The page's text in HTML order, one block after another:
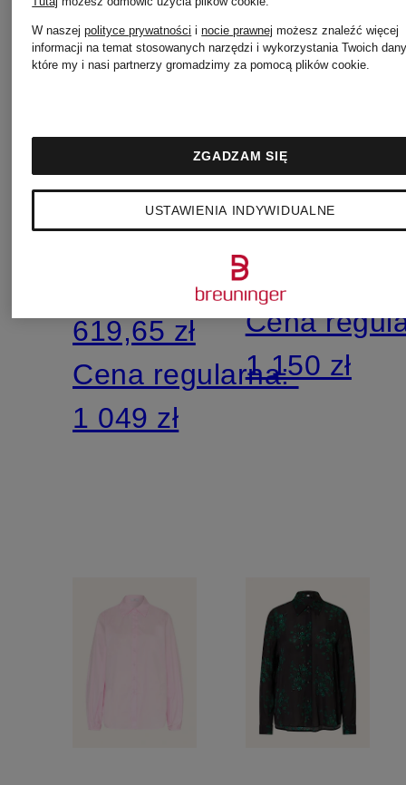
RIANI
spodnie
729 zł
Najniższa cena:
619,65 zł
Cena regularna:
1 049 zł
RIANI
689 zł
Najniższa
585,65 zł
Cena
1 150 zł
W naszejpolityce prywatności inocie prawnej możesz znaleźć więcej
informacji na temat stosowanych narzędzi i wykorzystania Twoich
które my i nasi partnerzy gromadzimy za pomocą plików cookie.
USTAWIENIA INDYWIDUALNE
ZGADZAM SIĘ